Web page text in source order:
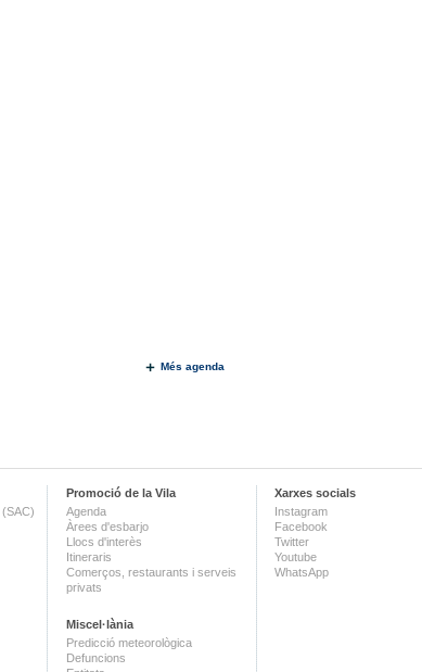
Més agenda
Promoció de la Vila
Agenda
Àrees d'esbarjo
Llocs d'interès
Itineraris
Comerços, restaurants i serveis
privats
Miscel·lània
Predicció meteorològica
Defuncions
Xarxes socials
Instagram
Facebook
Twitter
Youtube
WhatsApp